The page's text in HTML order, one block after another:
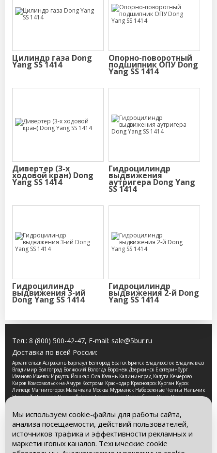
Цилиндр газа Dong
Yang SS 1414
Опорно-поворотный
подшипник ОПУ Dong
Yang SS 1414
Дивертер (3-х
ходовой кран) Dong
Yang SS 1414
Гидроцилиндр
выдвижения
аутригера Dong Yang
SS 1414
Гидроцилиндр
выдвижения 3-ий
Dong Yang SS 1414
Гидроцилиндр
выдвижения 2-й Dong
Yang SS 1414
Тел.: 8 (800) 500-42-47, E-mail: sale@5bur.ru
Доставка по всей России:
Архангельск Астрахань Барнаул Белгород Братск Брянск Владивосток Владикавказ
Владимир Волгоград Волжский Вологда Воронеж Дзержинск Екатеринбург
Иваново Ижевск Иркутск Йошкар-Ола Казань Калининград Калуга Кемерово
Киров Комсомольск-на-Амуре Кострома Краснодар Красноярск Курган Курск
Липецк Магнитогорск Махачкала Москва Мурманск Набережные Челны Нальчик
Нижний Новгород Нижний Тагил Новокузнецк Новосибирск Омск Орел
Санкт-Петербург Саранск Саратов Смоленск Сочи Ставрополь Стерлитамак
Сургут Таганрог Тамбов Тверь Томск Тула Тюмень Улан-Удэ Ульяновск Уфа
Хабаровск Чебоксары Челябинск Череповец Чита Ярославль
2026 © Компания «Буровые Машины». Все права
защищены. Обращаем Ваше внимание на то, что данный
Мы используем cookie-файлы для работы сайта,
анализа посещаемости, действий пользователей,
источников трафика и эффективности рекламных и
маркетинговых каналов. Технические cookie